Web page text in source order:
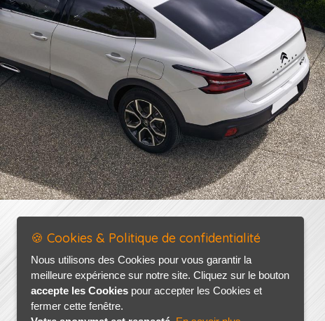
🍪 Cookies & Politique de confidentialité
Nous utilisons des Cookies pour vous garantir la
meilleure expérience sur notre site. Cliquez sur le bouton
accepte les Cookies pour accepter les Cookies et
fermer cette fenêtre.